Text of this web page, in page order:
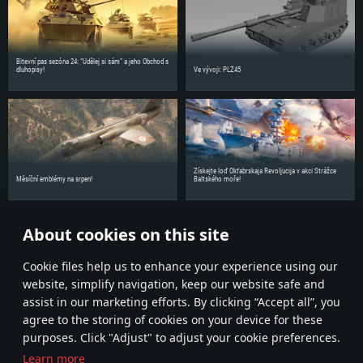
About cookies on this site
Сookie files help us to enhance your experience using our
website, simplify navigation, keep our website safe and
assist in our marketing efforts. By clicking “Accept all”, you
agree to the storing of cookies on your device for these
purposes. Click "Adjust" to adjust your cookie preferences.
Learn more
Bitevní pas sezóna 24: “Udělej si sám” a jeho Obchod s
dluhopisy!
Ve vývoji: PLZ45
Měsíční emblémy na srpen!
Získejte loď Okťabrskaja Revoljucija v akci Strážce
Baltského moře!
Sdílejte novinky se svými přáteli!